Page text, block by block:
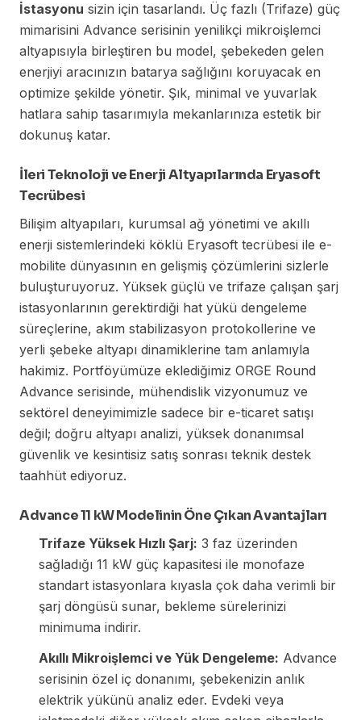
İstasyonu sizin için tasarlandı. Üç fazlı (Trifaze) güç
mimarisini Advance serisinin yenilikçi mikroişlemci
altyapısıyla birleştiren bu model, şebekeden gelen
enerjiyi aracınızın batarya sağlığını koruyacak en
optimize şekilde yönetir. Şık, minimal ve yuvarlak
hatlara sahip tasarımıyla mekanlarınıza estetik bir
dokunuş katar.
İleri Teknoloji ve Enerji Altyapılarında Eryasoft
Tecrübesi
Bilişim altyapıları, kurumsal ağ yönetimi ve akıllı
enerji sistemlerindeki köklü Eryasoft tecrübesi ile e-
mobilite dünyasının en gelişmiş çözümlerini sizlerle
buluşturuyoruz. Yüksek güçlü ve trifaze çalışan şarj
istasyonlarının gerektirdiği hat yükü dengeleme
süreçlerine, akım stabilizasyon protokollerine ve
yerli şebeke altyapı dinamiklerine tam anlamıyla
hakimiz. Portföyümüze eklediğimiz ORGE Round
Advance serisinde, mühendislik vizyonumuz ve
sektörel deneyimimizle sadece bir e-ticaret satışı
değil; doğru altyapı analizi, yüksek donanımsal
güvenlik ve kesintisiz satış sonrası teknik destek
taahhüt ediyoruz.
Advance 11 kW Modelinin Öne Çıkan Avantajları
Trifaze Yüksek Hızlı Şarj: 3 faz üzerinden
sağladığı 11 kW güç kapasitesi ile monofaze
standart istasyonlara kıyasla çok daha verimli bir
şarj döngüsü sunar, bekleme sürelerinizi
minimuma indirir.
Akıllı Mikroişlemci ve Yük Dengeleme: Advance
serisinin özel iç donanımı, şebekenizin anlık
elektrik yükünü analiz eder. Evdeki veya